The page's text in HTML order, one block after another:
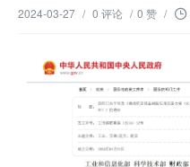
2024-03-27 / 0 评论 / 0 赞 /